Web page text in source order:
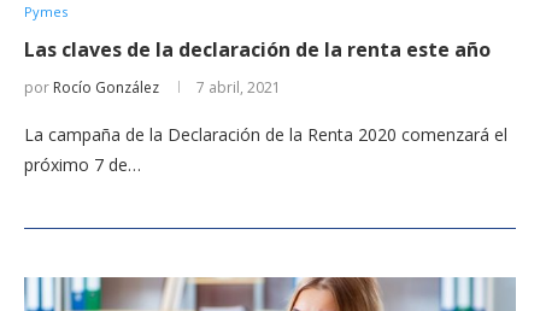
Pymes
Las claves de la declaración de la renta este año
por Rocío González 7 abril, 2021
La campaña de la Declaración de la Renta 2020 comenzará el
próximo 7 de…